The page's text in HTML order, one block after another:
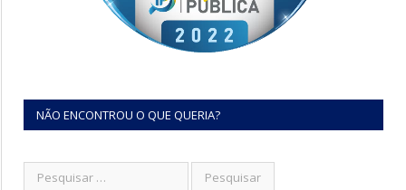
NÃO ENCONTROU O QUE QUERIA?